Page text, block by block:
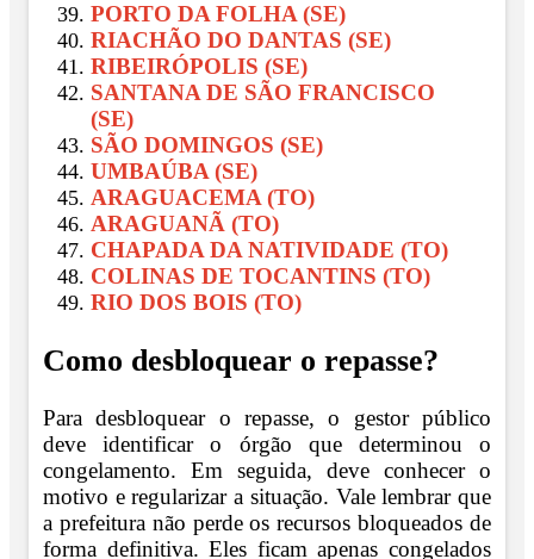
PORTO DA FOLHA (SE)
RIACHÃO DO DANTAS (SE)
RIBEIRÓPOLIS (SE)
SANTANA DE SÃO FRANCISCO
(SE)
SÃO DOMINGOS (SE)
UMBAÚBA (SE)
ARAGUACEMA (TO)
ARAGUANÃ (TO)
CHAPADA DA NATIVIDADE (TO)
COLINAS DE TOCANTINS (TO)
RIO DOS BOIS (TO)
Como desbloquear o repasse?
Para desbloquear o repasse, o gestor público
deve identificar o órgão que determinou o
congelamento. Em seguida, deve conhecer o
motivo e regularizar a situação. Vale lembrar que
a prefeitura não perde os recursos bloqueados de
forma definitiva. Eles ficam apenas congelados